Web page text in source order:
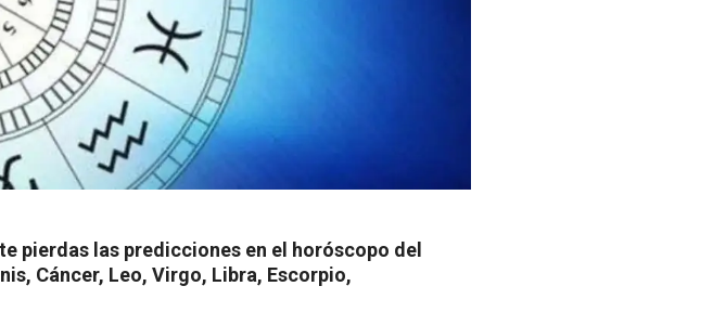
pierdas las predicciones en el horóscopo del
Cáncer, Leo, Virgo, Libra, Escorpio,